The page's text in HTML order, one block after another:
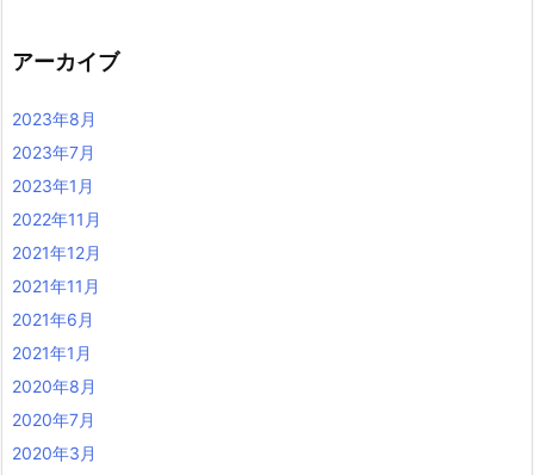
アーカイブ
2023年8月
2023年7月
2023年1月
2022年11月
2021年12月
2021年11月
2021年6月
2021年1月
2020年8月
2020年7月
2020年3月